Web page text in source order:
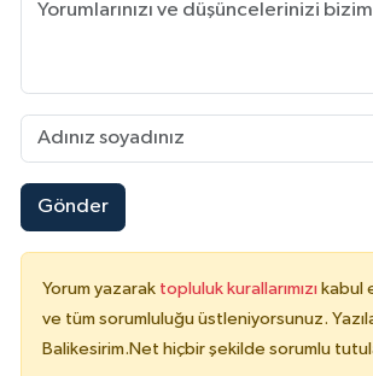
Gönder
Yorum yazarak topluluk kurallarımızı kabul
ve tüm sorumluluğu üstleniyorsunuz.
Balikesirim.Net hiçbir şekilde sorumlu